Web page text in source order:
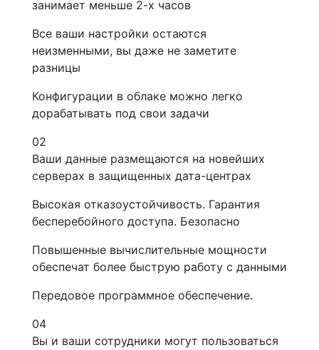
занимает меньше 2-х часов
Все ваши настройки остаются
неизменными, вы даже не заметите
разницы
Конфигурации в облаке можно легко
дорабатывать под свои задачи
02
Ваши данные размещаются на новейших
серверах в защищенных дата-центрах
Высокая отказоустойчивость. Гарантия
бесперебойного доступа. Безопасно
Повышенные вычислительные мощности
обеспечат более быструю работу с данными
Передовое программное обеспечение.
04
Вы и ваши сотрудники могут пользоваться